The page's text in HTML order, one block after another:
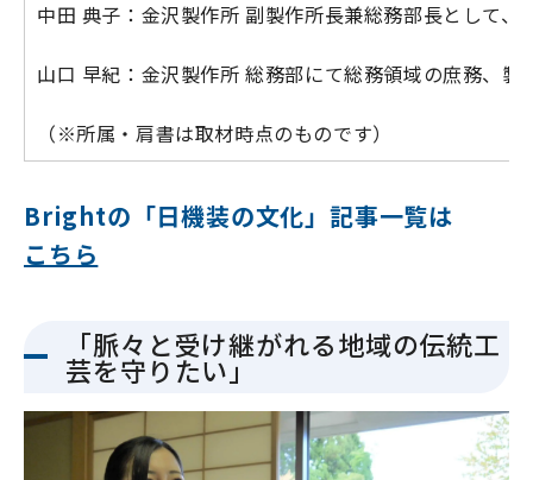
中田 典子：金沢製作所 副製作所長兼総務部長として
山口 早紀：金沢製作所 総務部にて総務領域の庶務、
（※所属・肩書は取材時点のものです）
Brightの「日機装の文化」記事一覧は
こちら
「脈々と受け継がれる地域の伝統工
芸を守りたい」